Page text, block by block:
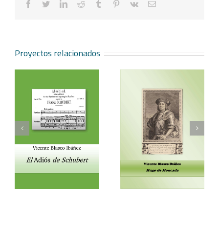
facebooktwitterlinkedinreddit tumblr pinterest
vk
Correo
Proyectos relacionados
Vicente Blasco Ibáñez,
Hugo de Moncada
Aventura veneciana y
otros cuentos